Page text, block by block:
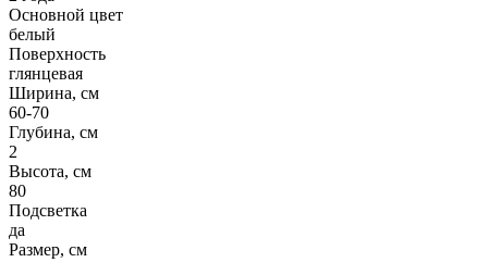
Основной цвет
белый
Поверхность
глянцевая
Ширина, см
60-70
Глубина, см
2
Высота, см
80
Подсветка
да
Размер, см